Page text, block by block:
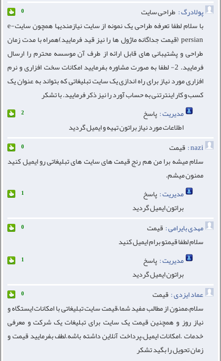
پولادرگ : طراحی سایت 0
با سلام لطفا تعرفه طراحی یک نمونه از سایت نیازمندیها همچون سایتe-
persian (قیمت جداگانه ماژول ها را نیز قید فرمایید)همراه با مدت زمان
طراحی و پشتیبانی های قابل ارائه از طرف آن موسسه محترم را ارسال
فرمایید. 2- لطفا به صورت مشاوره بفرمایید امکانات سخت افزاری و نرم
افزاری مورد نیاز برای راه اندازی یک سایت تبلیغاتی که بتواند به عنوان یک
کسب و کار اینترتنی به حساب آورد را نیز ذکر فرمایید. با تشکر
مدیریت : پاسخ 2
اطلاعات مورد نیاز براتون تهیه و ایمیل گردید
nazi : قیمت 0
سلام میشه برا من هم رنج قیمت های سایت های تبلیغاتی رو ایمیل کنید
ممنون میشم.
مدیریت : پاسخ 1
براتون ایمیل گردید
مهدی بایرامی : قیمت 0
سلام لطفا قیمتو برام ایمیل کنید
مدیریت : پاسخ 1
براتون ایمیل گردید
عماد ایزدی : قیمت 0
سلام،ممنون از مطالب مفید شما،قیمت سایت تبلیغاتی با امکانات ایستگاه و
نیاز روز و همچنین قیمت یک سایت برای تبلیغات یک شرکت و معرفی
خدمات .امکانات ایمیل،پرداخت آنلاین داشته باشه.لطف بفرمایید قیمت و
زمان تحویل را بگید تشکر